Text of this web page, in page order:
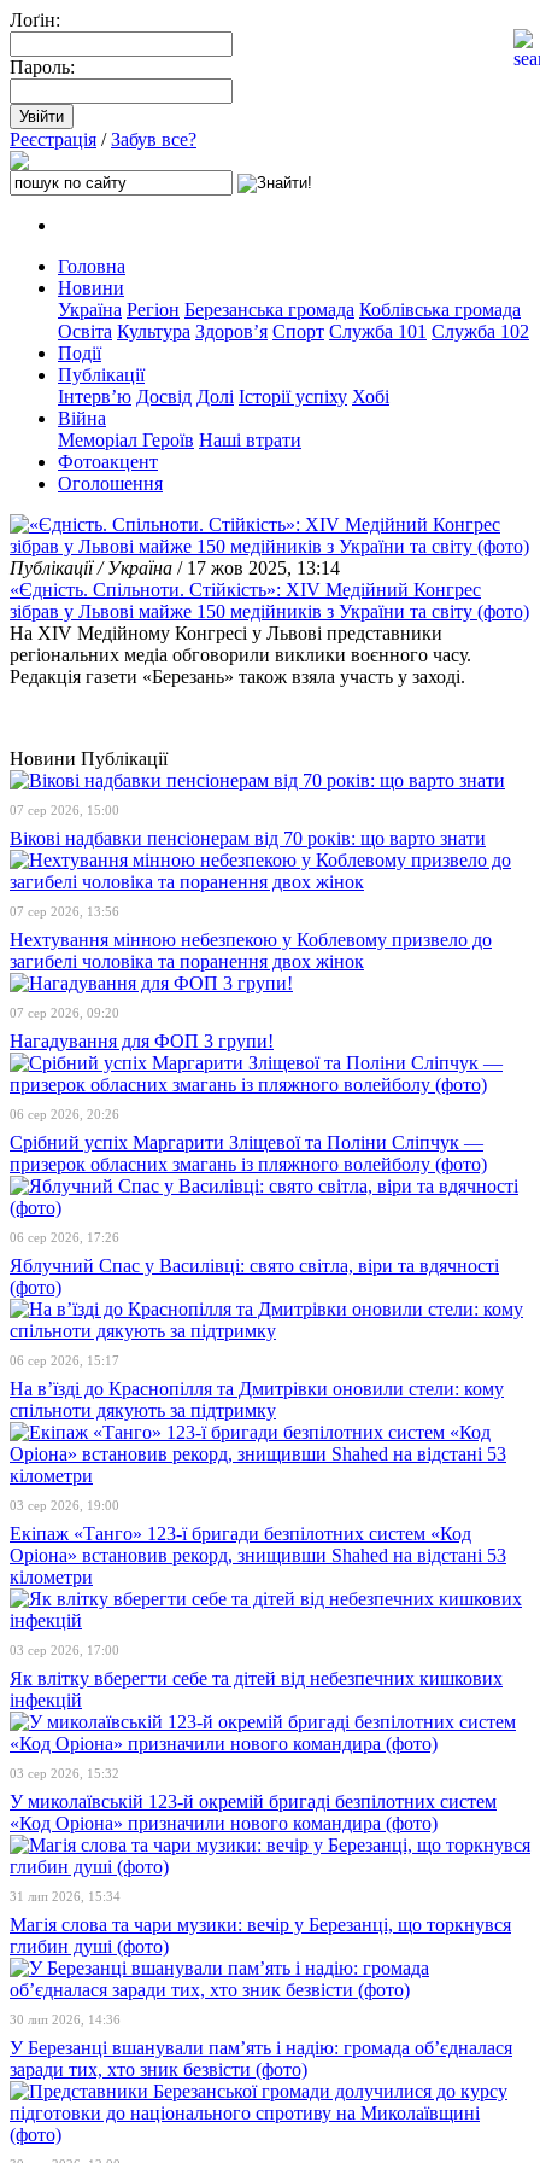
Лоґін:
Пароль:
Реєстрація /Забув все?
Головна
Новини
Україна Регіон Березанська громада Коблівська громада
Освіта Культура Здоров’я Спорт Служба 101 Служба 102
Події
Публікації
Інтерв’ю Досвід Долі Історії успіху Хобі
Війна
Меморіал Героїв Наші втрати
Фотоакцент
Оголошення
Публікації / Україна / 17 жов 2025, 13:14
«Єдність. Спільноти. Стійкість»: XIV Медійний Конгрес
зібрав у Львові майже 150 медійників з України та світу (фото)
На XIV Медійному Конгресі у Львові представники
регіональних медіа обговорили виклики воєнного часу.
Редакція газети «Березань» також взяла участь у заході.
Новини Публікації
07 сер 2026, 15:00
Вікові надбавки пенсіонерам від 70 років: що варто знати
07 сер 2026, 13:56
Нехтування мінною небезпекою у Коблевому призвело до
загибелі чоловіка та поранення двох жінок
07 сер 2026, 09:20
Нагадування для ФОП 3 групи!
06 сер 2026, 20:26
Срібний успіх Маргарити Зліщевої та Поліни Сліпчук —
призерок обласних змагань із пляжного волейболу (фото)
06 сер 2026, 17:26
Яблучний Спас у Василівці: свято світла, віри та вдячності
(фото)
06 сер 2026, 15:17
На в’їзді до Краснопілля та Дмитрівки оновили стели: кому
спільноти дякують за підтримку
03 сер 2026, 19:00
Екіпаж «Танго» 123-ї бригади безпілотних систем «Код
Оріона» встановив рекорд, знищивши Shahed на відстані 53
кілометри
03 сер 2026, 17:00
Як влітку вберегти себе та дітей від небезпечних кишкових
інфекцій
03 сер 2026, 15:32
У миколаївській 123-й окремій бригаді безпілотних систем
«Код Оріона» призначили нового командира (фото)
31 лип 2026, 15:34
Магія слова та чари музики: вечір у Березанці, що торкнувся
глибин душі (фото)
30 лип 2026, 14:36
У Березанці вшанували пам’ять і надію: громада об’єдналася
заради тих, хто зник безвісти (фото)